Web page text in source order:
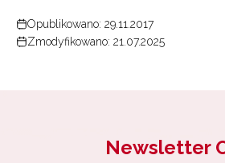
Opublikowano: 29.11.2017
Zmodyfikowano: 21.07.2025
Newsletter